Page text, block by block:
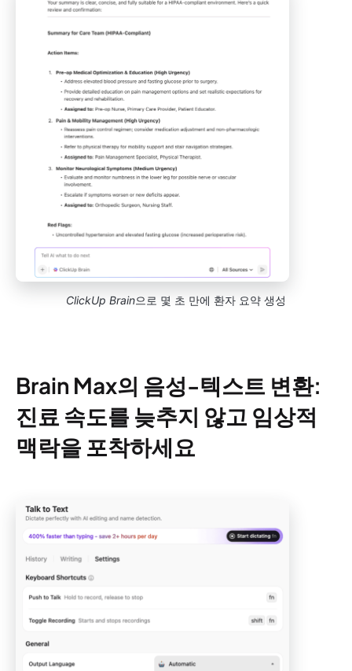
ClickUp Brain으로 몇 초 만에 환자 요약 생성
Brain Max의 음성-텍스트 변환:
진료 속도를 늦추지 않고 임상적
맥락을 포착하세요